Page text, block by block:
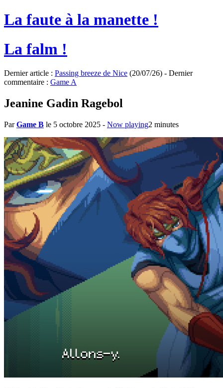
La faute à la manette !
La falm !
Dernier article : Passing breeze de Nice (20/07/26) - Dernier
commentaire : Game A
Jeanine Gadin Ragebol
ParGame B le 5 octobre 2025 - Now playing2 minutes